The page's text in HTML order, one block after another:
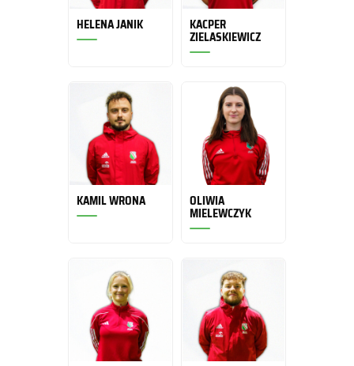
HELENA JANIK KACPER
ZIELASKIEWICZ
KAMIL WRONA OLIWIA
MIELEWCZYK